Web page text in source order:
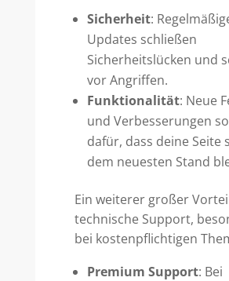
Sicherheit:
Updates schließen
Sicherheitslücken und
vor Angriffen.
Funktionalität: Neue
und Verbesserungen
dafür, dass deine Seite
dem neuesten Stand
Ein weiterer großer
technische Support,
bei kostenpflichtigen
Premium Support: Bei